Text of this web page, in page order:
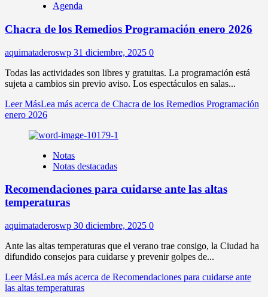
Agenda
Chacra de los Remedios Programación enero 2026
aquimataderoswp 31 diciembre, 2025 0
Todas las actividades son libres y gratuitas. La programación está
sujeta a cambios sin previo aviso. Los espectáculos en salas...
Leer MásLea más acerca de Chacra de los Remedios Programación
enero 2026
Notas
Notas destacadas
Recomendaciones para cuidarse ante las altas
temperaturas
aquimataderoswp 30 diciembre, 2025 0
Ante las altas temperaturas que el verano trae consigo, la Ciudad ha
difundido consejos para cuidarse y prevenir golpes de...
Leer MásLea más acerca de Recomendaciones para cuidarse ante
las altas temperaturas